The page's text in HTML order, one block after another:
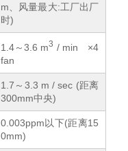
m、风量最大:工厂出厂
时)
1.4～3.6 m3 / min ×4
fan
1.7～3.3 m / sec (距离
300mm中央)
0.003ppm以下(距离15
0mm)